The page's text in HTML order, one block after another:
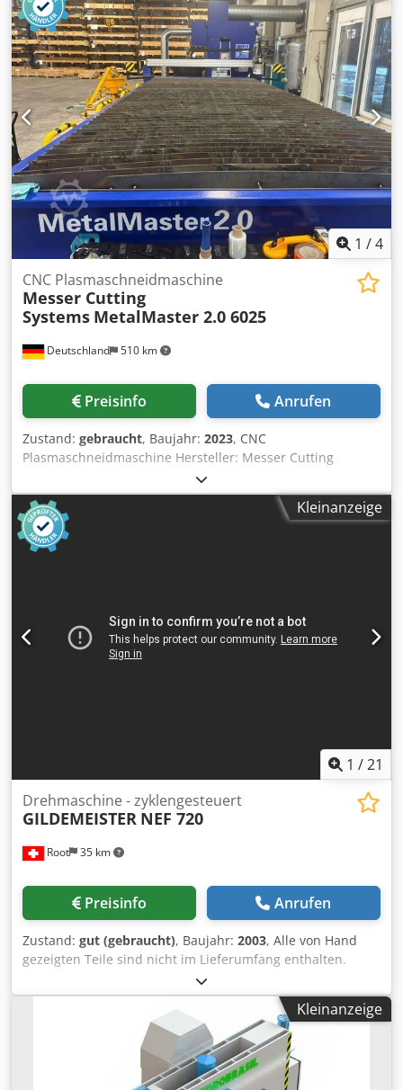
halbautomatisch, automatisch Dcodpfxjul Svls Abbok
Schnittgeschwindigkeit: 15-100m/min (Inverter)
Schnittkapazität: bei 0° – rund 300mm – vierkant 260mm –
rechteck 330x260mm Abmessungen: 2600x2320x2000mm
Baujahr: 2011 Gewicht: 1050kg Die Maschine ist komplett
überholt und getestet.
1 /4
Deutschland 510 km
CNC Plasmaschneidmaschine
Messer Cutting
Systems MetalMaster 2.0 6025
Preisinfo Anrufen
Zustand: gebraucht, Baujahr: 2023, CNC
Plasmaschneidmaschine Hersteller: Messer Cutting
Systems Typ: MetalMaster 2.0 6025 Baujahr: 2023 CNC-
Steuerung: Global Control 2.0 Arbeitsbereich: 2.500 x 6.000
mm 1 x Plasmabrenner mit Stromquelle Kjellberg HiFocus
280i neo Automatische Gaskonsole Filteranlage Donaldson
DFPRO 6 Cyclopeel Schneidsoftware Omniwin Standard
Kleinanzeige
1 /21
Root 35 km
Drehmaschine - zyklengesteuert
GILDEMEISTER NEF 720
Preisinfo Anrufen
Zustand: gut (gebraucht), Baujahr: 2003, Alle von Hand
gezeigten Teile sind nicht im Lieferumfang enthalten.
Technische Details sind auf dem Bild ersichtlich.
Dedjyyniaopfx Abbsck
Kleinanzeige